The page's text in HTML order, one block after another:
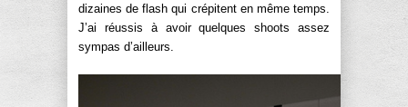
dizaines de flash qui crépitent en même temps.
J’ai réussis à avoir quelques shoots assez
sympas d’ailleurs.